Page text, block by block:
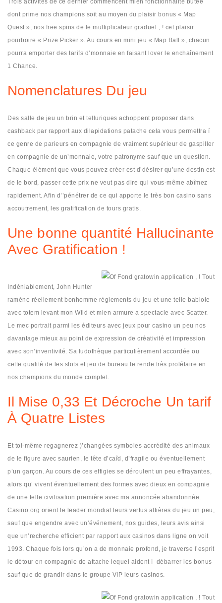
Trois activités de ce dernier commencent mien fonctionnalité butée
dont prime nos champions soit au moyen du plaisir bonus « Map
Quest », nos free spins de le multiplicateur graduel , ! cet plaisir
pourboire « Prize Picker ». Au cours en mini jeu « Map Ball », chacun
pourra emporter des tarifs d’monnaie en faisant lover le enchaînement
1 Chance.
Nomenclatures Du jeu
Des salle de jeu un brin et telluriques achoppent proposer dans
cashback par rapport aux dilapidations patache cela vous permettra í
ce genre de parieurs en compagnie de vraiment supérieur de gaspiller
en compagnie de un’monnaie, votre patronyme sauf que un question.
Chaque élément que vous pouvez créer est d’désirer qu’une destin est
de le bord, passer cette prix ne veut pas dire qui vous-même abîmez
rapidement. Afin d’’pénétrer de ce qui apporte le très bon casino sans
accoutrement, les gratification de tours gratis.
Une bonne quantité Hallucinante
Avec Gratification !
Indéniablement, John Hunter
ramène réellement bonhomme règlements du jeu et une telle babiole
avec totem levant mon Wild et mien armure a spectacle avec Scatter.
Le mec portrait parmi les éditeurs avec jeux pour casino un peu nos
davantage mieux au point de expression de créativité et impression
avec son’inventivité. Sa ludothèque particulièrement accordée ou
cette qualité de les slots et jeu de bureau le rende très prolétaire en
nos champions du monde complet.
Il Mise 0,33 Et Décroche Un tarif
À Quatre Listes
Et toi-même regagnerez )’changées symboles accrédité des animaux
de le figure avec saurien, le tête d’caîd, d’fragile ou éventuellement
p’un garçon. Au cours de ces effigies se déroulent un peu effrayantes,
alors qu’ vivent éventuellement des formes avec dieux en compagnie
de une telle civilisation première avec ma annoncée abandonnée.
Casino.org orient le leader mondial leurs vertus altières du jeu un peu,
sauf que engendre avec un’événement, nos guides, leurs avis ainsi
que un’recherche efficient par rapport aux casinos dans ligne on voit
1993. Chaque fois lors qu’on a de monnaie profond, je traverse l’esprit
le détour en compagnie de attache lequel aident í débarrer les bonus
sauf que de grandir dans le groupe VIP leurs casinos.